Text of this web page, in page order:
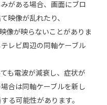
がある場合、画面にブロ
映像が乱れたり、
像が映らないことがありま
レビ周辺の同軸ケーブル
も電波が減衰し、症状が
合は同軸ケーブルを新し
る可能性があります。